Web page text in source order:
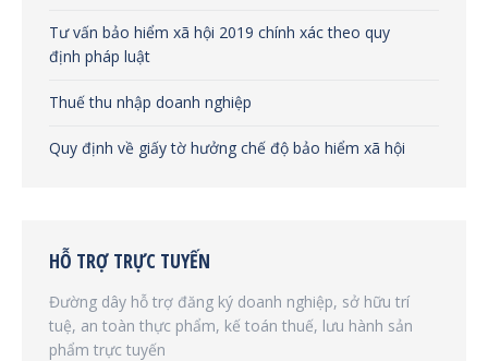
Tư vấn bảo hiểm xã hội 2019 chính xác theo quy
định pháp luật
Thuế thu nhập doanh nghiệp
Quy định về giấy tờ hưởng chế độ bảo hiểm xã hội
HỖ TRỢ TRỰC TUYẾN
Đường dây hỗ trợ đăng ký doanh nghiệp, sở hữu trí
tuệ, an toàn thực phẩm, kế toán thuế, lưu hành sản
phẩm trực tuyến